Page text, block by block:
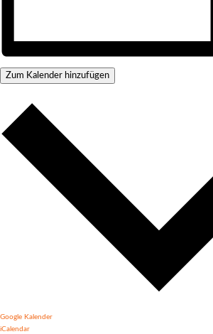
Zum Kalender hinzufügen
Google Kalender
iCalendar